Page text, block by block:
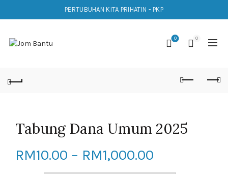
PERTUBUHAN KITA PRIHATIN - PKP
0 0
Tabung Dana Umum 2025
RM10.00 – RM1,000.00